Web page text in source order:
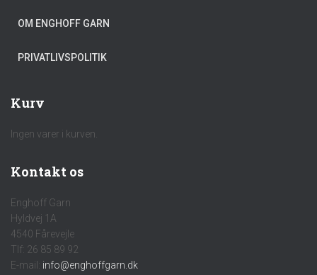
OM ENGHOFF GARN
PRIVATLIVSPOLITIK
Kurv
Ingen varer i kurven.
Kontakt os
Enghoff Garn
Hyldvej 1A
4540 Fårevejle
Tlf: 26 85 89 92
E-mail: info@enghoffgarn.dk